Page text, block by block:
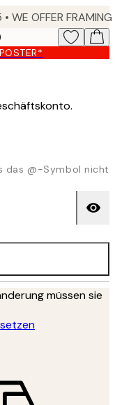
das @-Symbol nicht
müssen sie